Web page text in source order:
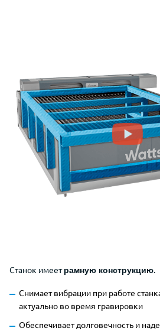
Станок имеетрамную конструкцию.
Снимает вибрации при работе
актуально во время гравировки
Обеспечивает долговечность и